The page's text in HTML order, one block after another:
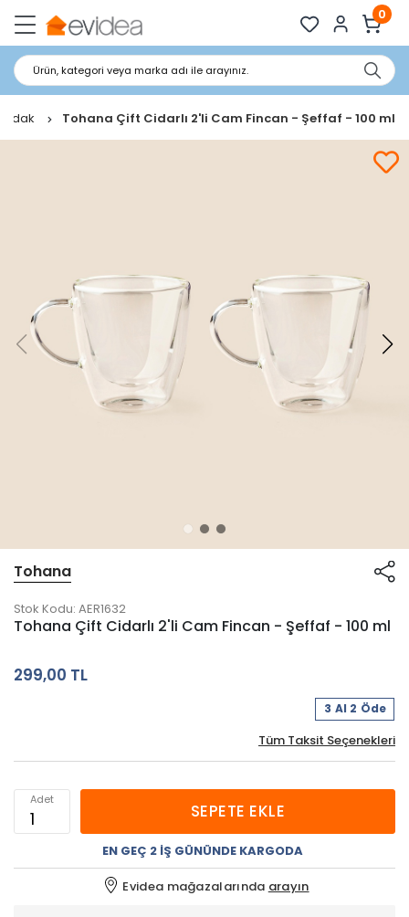
0
Ürün, kategori veya marka adı ile arayınız.
Tohana Çift Cidarlı 2'li Cam Fincan - Şeffaf - 100 ml
Tohana
Stok Kodu: AER1632
Tohana Çift Cidarlı 2'li Cam Fincan - Şeffaf - 100 ml
299,00 TL
3 Al 2 Öde
Tüm Taksit Seçenekleri
Adet
SEPETE EKLE
EN GEÇ 2 İŞ GÜNÜNDE KARGODA
Evidea mağazalarında arayın